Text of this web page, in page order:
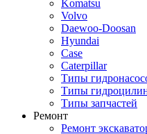
Komatsu
Volvo
Daewoo-Doosan
Hyundai
Case
Caterpillar
Типы
Типы
Типы запчастей
Ремонт
Ремонт